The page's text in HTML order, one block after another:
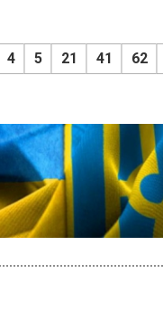
4 5 21 41 62